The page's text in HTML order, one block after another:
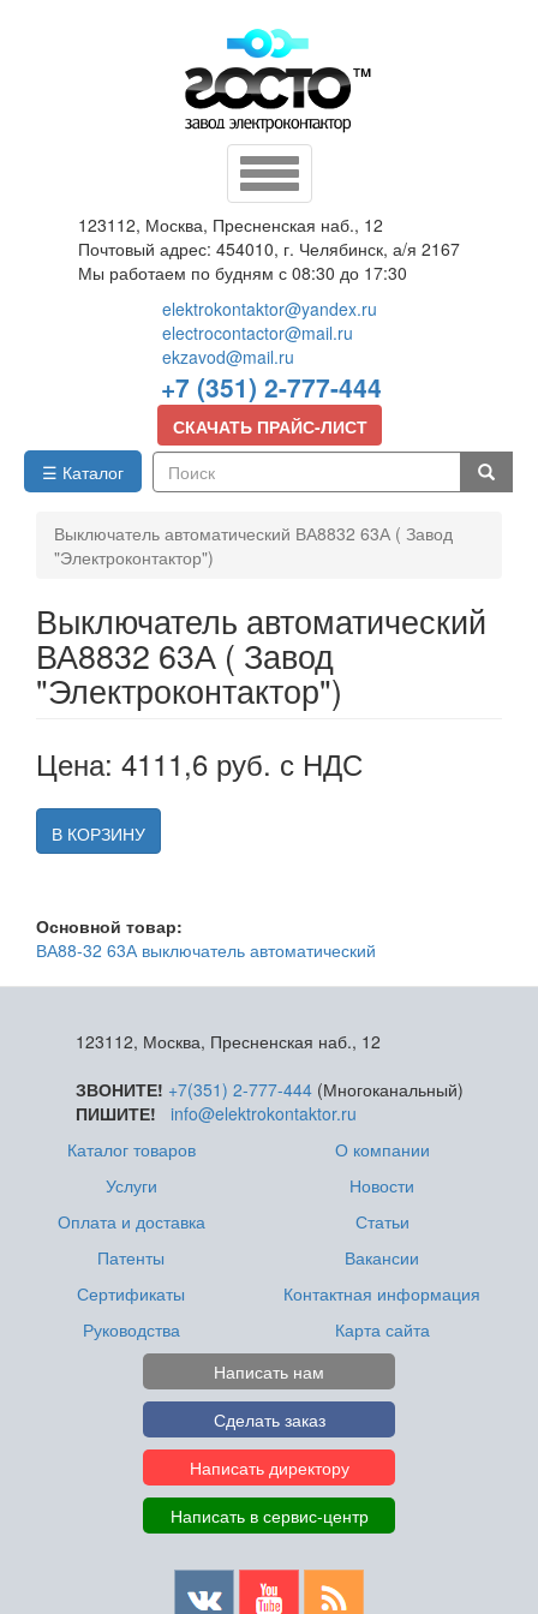
Toggle
navigation
123112, Москва, Пресненская наб., 12
Почтовый адрес: 454010, г. Челябинск, а/я 2167
Мы работаем по будням с 08:30 до 17:30
elektrokontaktor@yandex.ru
electrocontactor@mail.ru
ekzavod@mail.ru
+7 (351) 2-777-444
СКАЧАТЬ ПРАЙС-ЛИСТ
☰ Каталог
Выключатель автоматический ВА8832 63А ( Завод
"Электроконтактор")
Выключатель автоматический
ВА8832 63А ( Завод
"Электроконтактор")
Цена: 4111,6 руб. с НДС
В КОРЗИНУ
Основной товар:
ВА88-32 63А выключатель автоматический
123112, Москва, Пресненская наб., 12
ЗВОНИТЕ! +7(351) 2-777-444(Многоканальный)
ПИШИТЕ!
info@elektrokontaktor.ru
Каталог товаров
Услуги
Оплата и доставка
Патенты
Сертификаты
Руководства
О компании
Новости
Статьи
Вакансии
Контактная информация
Карта сайта
Написать нам
Сделать заказ
Написать директору
Написать в сервис-центр